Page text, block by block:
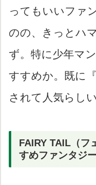
ってもいいファ
のの、きっとハ
ず。特に少年マ
すすめか。既に
されて人気らしい
FAIRY TAIL（フ
すめファンタジ